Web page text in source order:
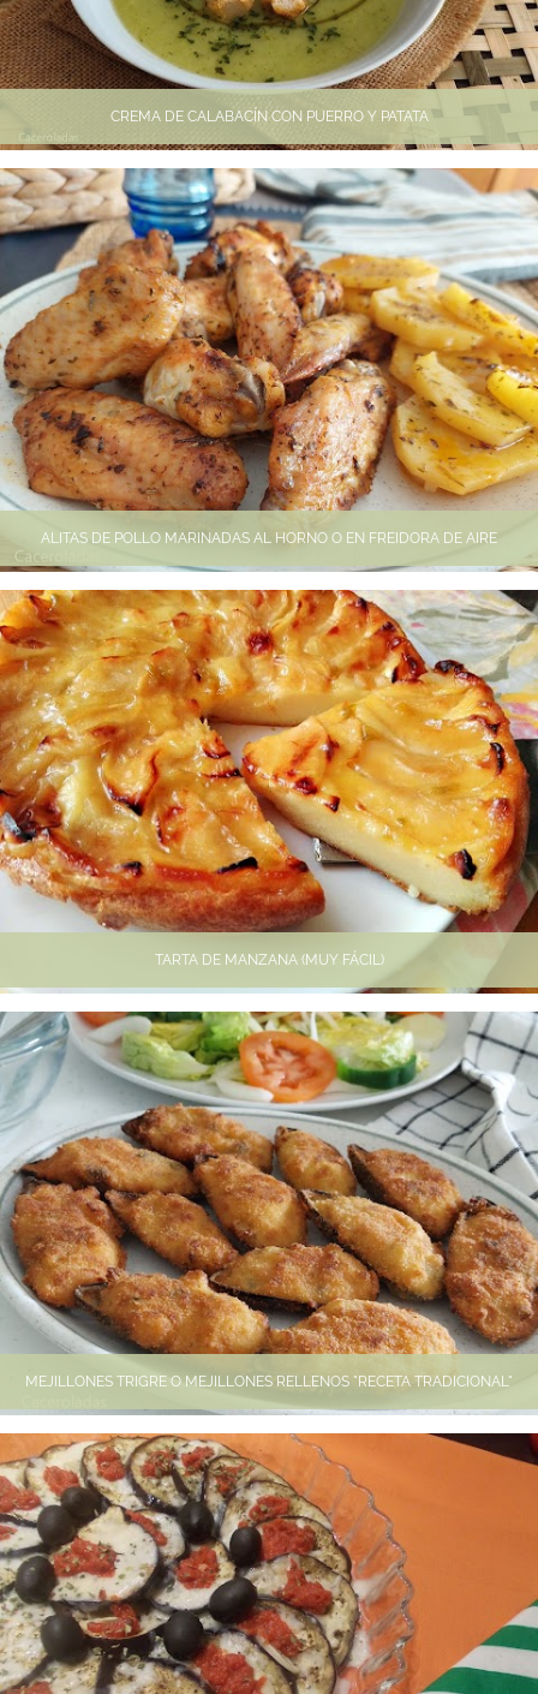
CREMA DE CALABACÍN CON PUERRO Y PATATA
ALITAS DE POLLO MARINADAS AL HORNO O EN FREIDORA DE AIRE
TARTA DE MANZANA (MUY FÁCIL)
MEJILLONES TRIGRE O MEJILLONES RELLENOS "RECETA TRADICIONAL"